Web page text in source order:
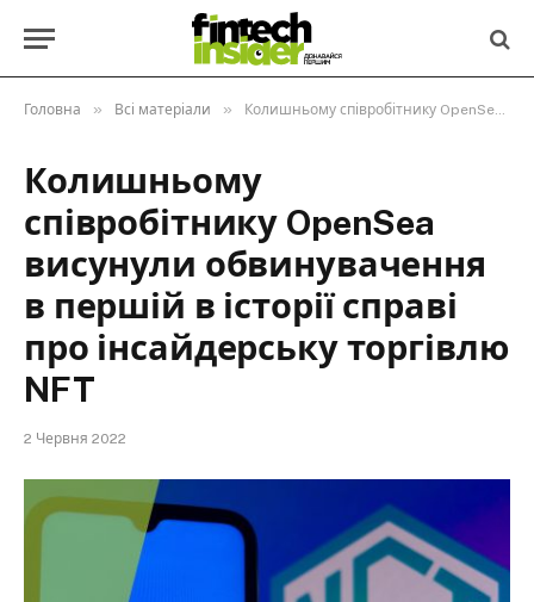
Головна » Всі матеріали » Колишньому співробітнику OpenSea висунули обвинувачення в першій в історії справі про інсайдерську торгівлю NFT
Колишньому
співробітнику OpenSea
висунули обвинувачення
в першій в історії справі
про інсайдерську торгівлю
NFT
2 Червня 2022